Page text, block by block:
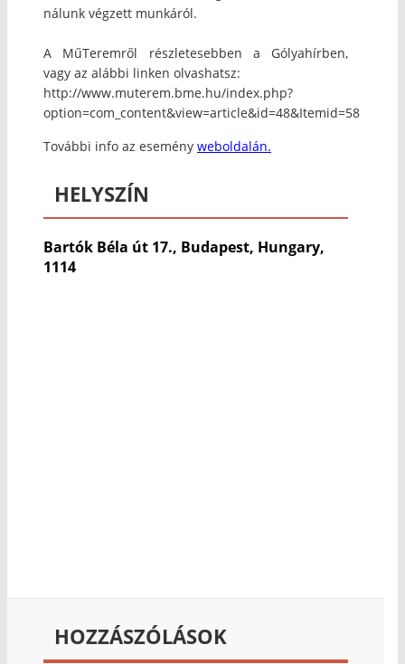
nálunk végzett munkáról.
A MűTeremről részletesebben a Gólyahírben,
vagy az alábbi linken olvashatsz:
http://www.muterem.bme.hu/index.php?
option=com_content&view=article&id=48&Itemid=58
További info az esemény weboldalán.
HELYSZÍN
Bartók Béla út 17., Budapest, Hungary,
1114
HOZZÁSZÓLÁSOK